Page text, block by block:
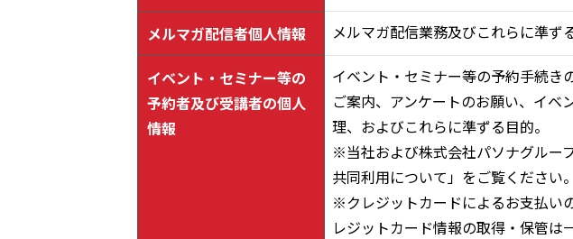
メルマガ配信者個人情報
メルマガ配信業務及びこれらに準ず
イベント・セミナー等の
予約者及び受講者の個人
情報
イベント・セミナー等の予約手続き
ご案内、アンケートのお願い、イベ
理、およびこれらに準ずる目的。
※当社および株式会社パソナグルー
共同利用について」をご覧ください。
※クレジットカードによるお支払い
レジットカード情報の取得・保管は